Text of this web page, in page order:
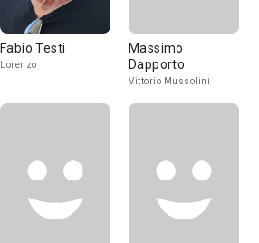
Fabio Testi
Lorenzo
Massimo
Dapporto
Vittorio Mussolini